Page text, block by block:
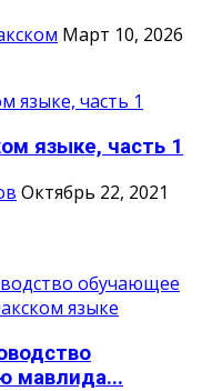
Март 10, 2026
языке, часть 1
Октябрь 22, 2021
мавлида...